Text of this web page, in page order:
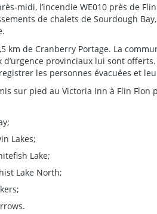
midi, l’incendie WE010 près de
de chalets de Sourdough
km de Cranberry Portage. La
d’urgence provinciaux lui sont
les personnes évacuées et
sur pied au Victoria Inn à Flin Flon
Lakes;
Lake;
Lake North;